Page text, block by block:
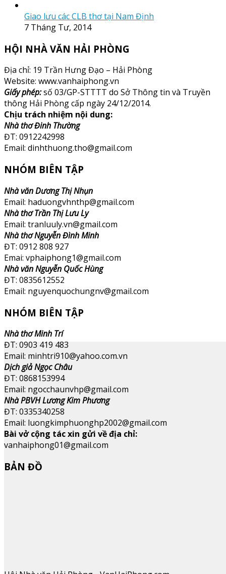
Giao lưu các CLB thơ tại Nam Định
7 Tháng Tư, 2014
HỘI NHÀ VĂN HẢI PHÒNG
Địa chỉ: 19 Trần Hưng Đạo – Hải Phòng
Website: www.vanhaiphong.vn
Giấy phép:số 03/GP-STTTT do Sở Thông tin và Truyền
thông Hải Phòng cấp ngày 24/12/2014.
Chịu trách nhiệm nội dung:
Nhà thơ Đinh Thường
ĐT: 0912242998
Email: dinhthuong.tho@gmail.com
NHÓM BIÊN TẬP
Nhà văn Dương Thị Nhụn
Email: haduongvhnthp@gmail.com
Nhà thơ Trần Thị Lưu Ly
Email: tranluuly.vn@gmail.com
Nhà thơ Nguyễn Đình Minh
ĐT: 0912 808 927
Emai: vphaiphong1@gmail.com
Nhà văn Nguyễn Quốc Hùng
ĐT: 0835612552
Email: nguyenquochungnv@gmail.com
NHÓM BIÊN TẬP
Nhà thơ Minh Trí
ĐT: 0903 419 483
Email: minhtri910@yahoo.com.vn
Dịch giả Ngọc Châu
ĐT: 0868153994
Email: ngocchaunvhp@gmail.com
Nhà PBVH Lương Kim Phương
ĐT: 0335340258
Email: luongkimphuonghp2002@gmail.com
Bài vở cộng tác xin gửi về địa chỉ:
vanhaiphong01@gmail.com
BẢN ĐỒ